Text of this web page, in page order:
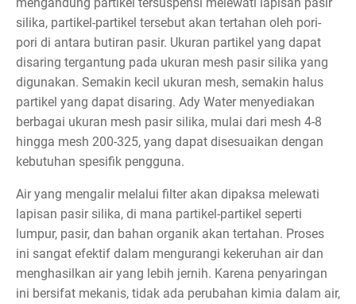
silika, partikel-partikel tersebut akan tertahan oleh pori-
pori di antara butiran pasir. Ukuran partikel yang dapat
disaring tergantung pada ukuran mesh pasir silika yang
digunakan. Semakin kecil ukuran mesh, semakin halus
partikel yang dapat disaring. Ady Water menyediakan
berbagai ukuran mesh pasir silika, mulai dari mesh 4-8
hingga mesh 200-325, yang dapat disesuaikan dengan
kebutuhan spesifik pengguna.
Air yang mengalir melalui filter akan dipaksa melewati
lapisan pasir silika, di mana partikel-partikel seperti
lumpur, pasir, dan bahan organik akan tertahan. Proses
ini sangat efektif dalam mengurangi kekeruhan air dan
menghasilkan air yang lebih jernih. Karena penyaringan
ini bersifat mekanis, tidak ada perubahan kimia dalam air,